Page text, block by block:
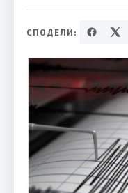
СПОДЕЛИ: